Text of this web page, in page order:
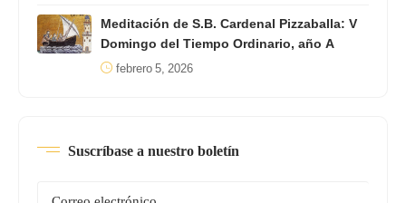
Meditación de S.B. Cardenal Pizzaballa: V
Domingo del Tiempo Ordinario, año A
febrero 5, 2026
Suscríbase a nuestro boletín